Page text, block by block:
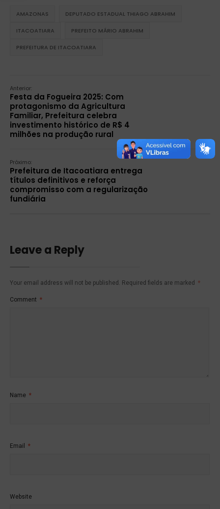
AMAZONAS DEPUTADO ESTADUAL THIAGO ABRAHIM
ITACOATIARA PREFEITO MÁRIO ABRAHIM
PREFEITURA DE ITACOATIARA
Anterior:
Festa da Fogueira 2025: Com
protagonismo da Agricultura
Familiar, Prefeitura celebra
investimento histórico de R$ 4
milhões na produção rural
Próximo:
Prefeitura de Itacoatiara entrega
títulos definitivos e reforça
compromisso com a regularização
fundiária
Leave a Reply
Your email address will not be published. Required fields are marked *
Comment *
Name *
Email *
Website